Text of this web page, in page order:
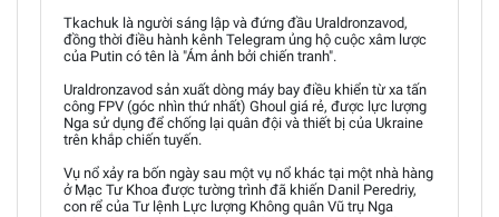
Tkachuk là người sáng lập và đứng đầu Uraldronzavod,
đồng thời điều hành kênh Telegram ủng hộ cuộc xâm lược
của Putin có tên là "Ám ảnh bởi chiến tranh".
Uraldronzavod sản xuất dòng máy bay điều khiển từ xa tấn
công FPV (góc nhìn thứ nhất) Ghoul giá rẻ, được lực lượng
Nga sử dụng để chống lại quân đội và thiết bị của Ukraine
trên khắp chiến tuyến.
Vụ nổ xảy ra bốn ngày sau một vụ nổ khác tại một nhà hàng
ở Mạc Tư Khoa được tường trình đã khiến Danil Peredriy,
con rể của Tư lệnh Lực lượng Không quân Vũ trụ Nga